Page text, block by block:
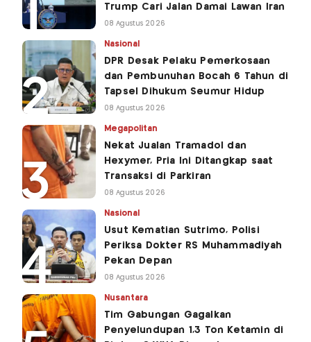
Trump Cari Jalan Damai Lawan Iran
08 Agustus 2026
Nasional
DPR Desak Pelaku Pemerkosaan
dan Pembunuhan Bocah 6 Tahun di
Tapsel Dihukum Seumur Hidup
08 Agustus 2026
Megapolitan
Nekat Jualan Tramadol dan
Hexymer, Pria Ini Ditangkap saat
Transaksi di Parkiran
08 Agustus 2026
Nasional
Usut Kematian Sutrimo, Polisi
Periksa Dokter RS Muhammadiyah
Pekan Depan
08 Agustus 2026
Nusantara
Tim Gabungan Gagalkan
Penyelundupan 1,3 Ton Ketamin di